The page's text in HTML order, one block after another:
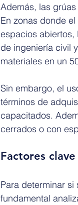
Además, las
En zonas donde
espacios abiertos,
de ingeniería civil
materiales en un
Sin embargo, el
términos de
capacitados.
cerrados o con
Factores
Para determinar
fundamental